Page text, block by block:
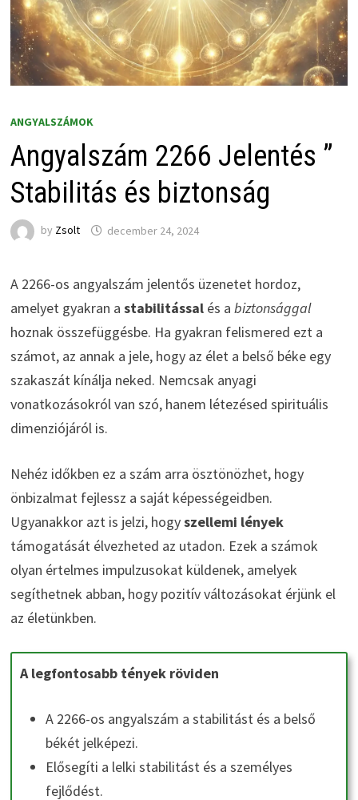
ANGYALSZÁMOK
Angyalszám 2266 Jelentés ”
Stabilitás és biztonság
by Zsolt december 24, 2024
A 2266-os angyalszám jelentős üzenetet hordoz,
amelyet gyakran a stabilitássalés a biztonsággal
hoznak összefüggésbe. Ha gyakran felismered ezt a
számot, az annak a jele, hogy az élet a belső béke egy
szakaszát kínálja neked. Nemcsak anyagi
vonatkozásokról van szó, hanem létezésed spirituális
dimenziójáról is.
Nehéz időkben ez a szám arra ösztönözhet, hogy
önbizalmat fejlessz a saját képességeidben.
Ugyanakkor azt is jelzi, hogyszellemi lények
támogatását élvezheted az utadon. Ezek a számok
olyan értelmes impulzusokat küldenek, amelyek
segíthetnek abban, hogy pozitív változásokat érjünk el
az életünkben.
A legfontosabb tények röviden
A 2266-os angyalszám a stabilitást és a belső
békét jelképezi.
Elősegíti a lelki stabilitást és a személyes
fejlődést.